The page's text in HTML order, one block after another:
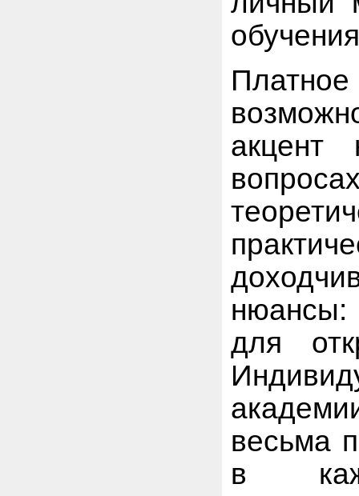
акцент
нюансы:
для
весьма
в